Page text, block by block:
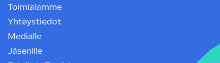
Toimialamme
Yhteystiedot
Medialle
Jäsenille